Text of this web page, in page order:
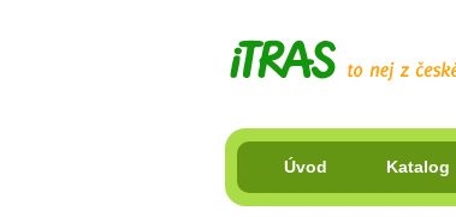
Úvod Katalog